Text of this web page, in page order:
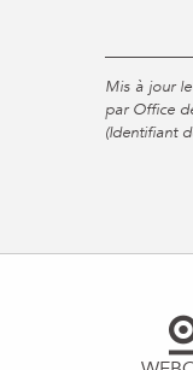
Mis à jour
par Office
(Identifiant